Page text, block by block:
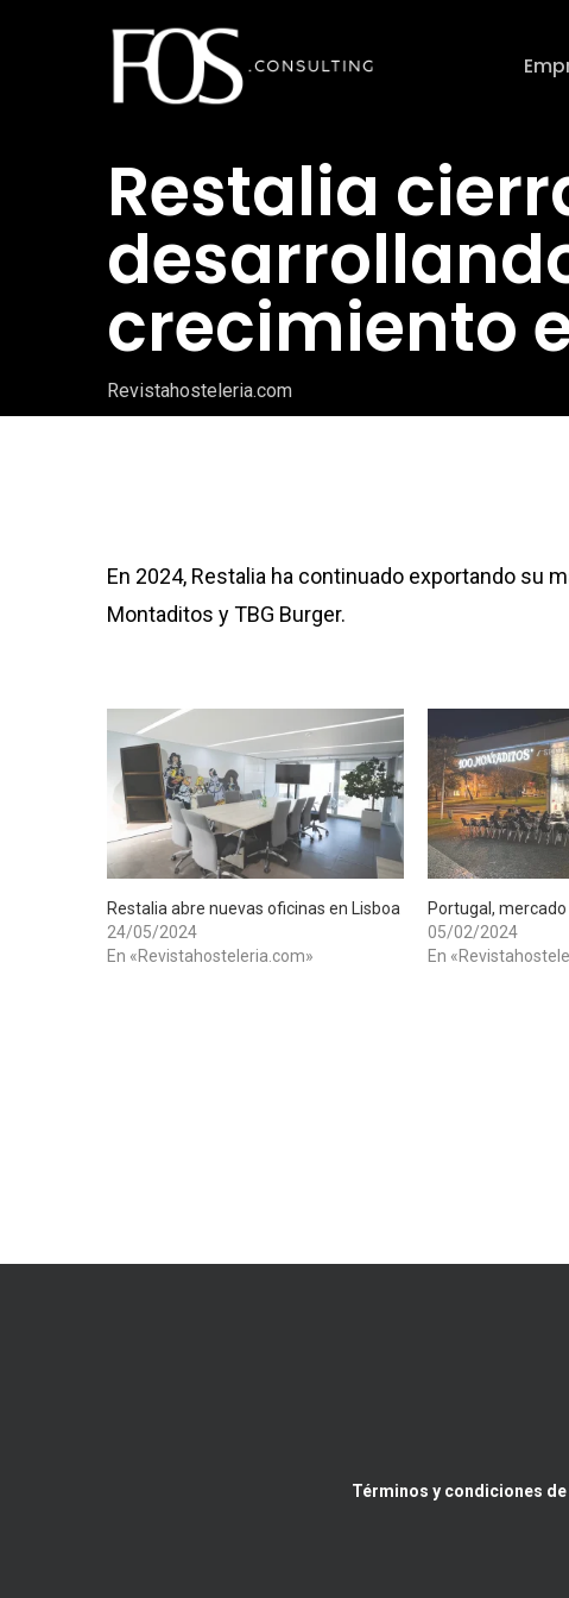
Restalia
crecimiento
Revistahosteleria.com
En 2024, Restalia ha continuado exportando su
Montaditos y TBG Burger.
Restalia abre nuevas oficinas en Lisboa
24/05/2024
En «Revistahosteleria.com»
Portugal,
05/02/2024
En
Términos y condiciones